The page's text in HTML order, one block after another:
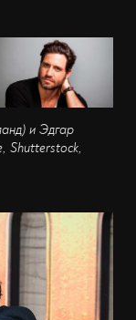
и Эдгар
Shutterstock,